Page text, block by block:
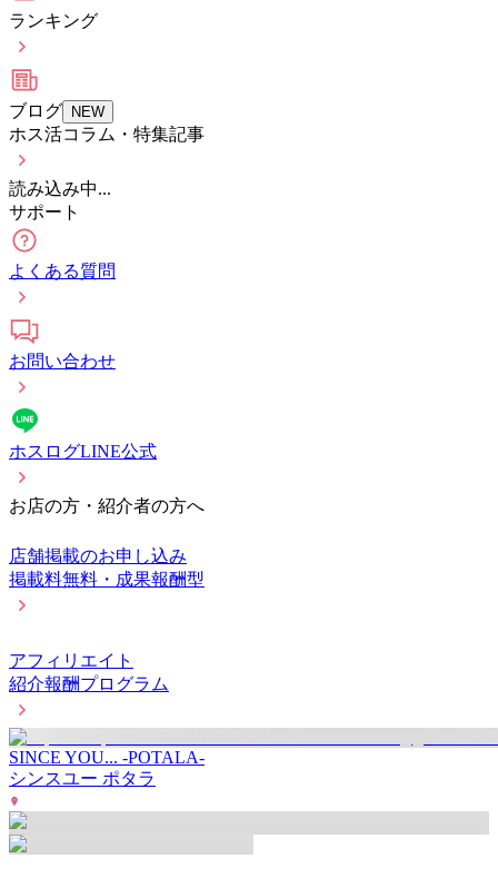
ランキング
ブログ NEW
ホス活コラム・特集記事
読み込み中...
サポート
よくある質問
お問い合わせ
ホスログLINE公式
お店の方・紹介者の方へ
店舗掲載のお申し込み
掲載料無料・成果報酬型
アフィリエイト
紹介報酬プログラム
SINCE YOU... -POTALA-
シンスユー ポタラ